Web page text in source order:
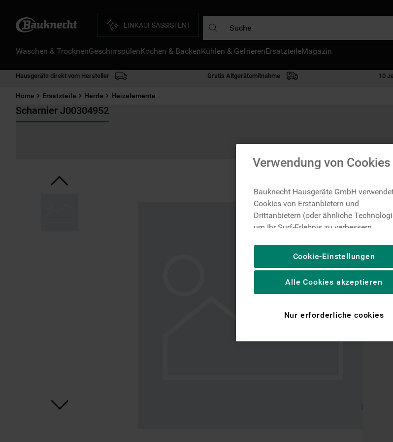
EINKAUFSASSISTENT
Waschen & TrocknenGeschirrspülenKochen & BackenKühlen & GefrierenErsatzteileMagazin
Hausgeräte direkt vom Hersteller Gratis Altgerätemitnahme 10
Home Ersatzteile Herde Heizelemente
Scharnier J00304952
Nicht im
Verwendung von Cookies
Bauknecht Hausgeräte GmbH
Cookies von Erstanbietern und
Drittanbietern (oder ähnliche
um Ihr Surf-Erlebnis zu verbessern
um die redaktionellen Inhalte der Website
basierend auf Ihrer Nutzung der Website
personalisieren, die Funktionalität der
spezifische Funktionen anzubieten
Plattformen, beispielsweise Google LLC –
Cookie-Einstellungen
Nur erforderliche cookies
Alle Cookies akzeptieren
DIE HÄUFIGSTEN SUCHANFRAGEN
mikrowelle
gefriertruhe
kühl-gefrierkombination freistehend